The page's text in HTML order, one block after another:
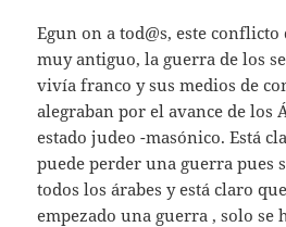
Egun on a tod@s, este conflicto
muy antiguo, la guerra de los
vivía franco y sus medios de
alegraban por el avance de los
estado judeo -masónico. Está
puede perder una guerra pues
todos los árabes y está claro
empezado una guerra , solo se